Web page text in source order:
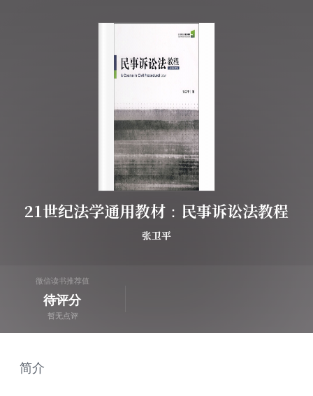
21世纪法学通用教材：民事诉讼法教程
张卫平
微信读书推荐值
待评分
暂无点评
简介